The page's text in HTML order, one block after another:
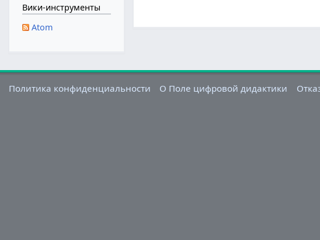
2
Вики-инструменты
Atom
Политика конфиденциальности О Поле цифровой дидактики